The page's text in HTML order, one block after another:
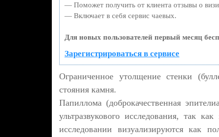
— Поможет получить от клиента отзывы о
— Включает в себя сервис чаевых.
Для новых пользователей первый месяц
Зарегистрироваться в сервисе
Ограниченное утолщение стенки
стояния камня.
Папиллома (доброкачественная
ультразвукового исследования, так
исследовании визуализируются как